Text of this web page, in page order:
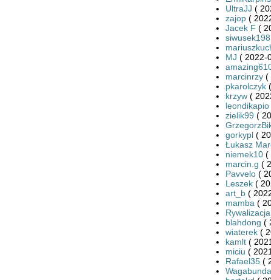
UltraJJ (
zajop(
Jacek F (
siwusek198
MJ ( 2022-
marcinrzy(
pkarolczyk(
krzyw(
leondikapio
zielik99 (
gorkypl(
Łukasz
niemek10(
marcin.g (
Pavvelo(
Leszek(
art_b(
mamba (
blahdong (
wiaterek(
kamlt(
miciu (
Rafael35(
Wagabunda